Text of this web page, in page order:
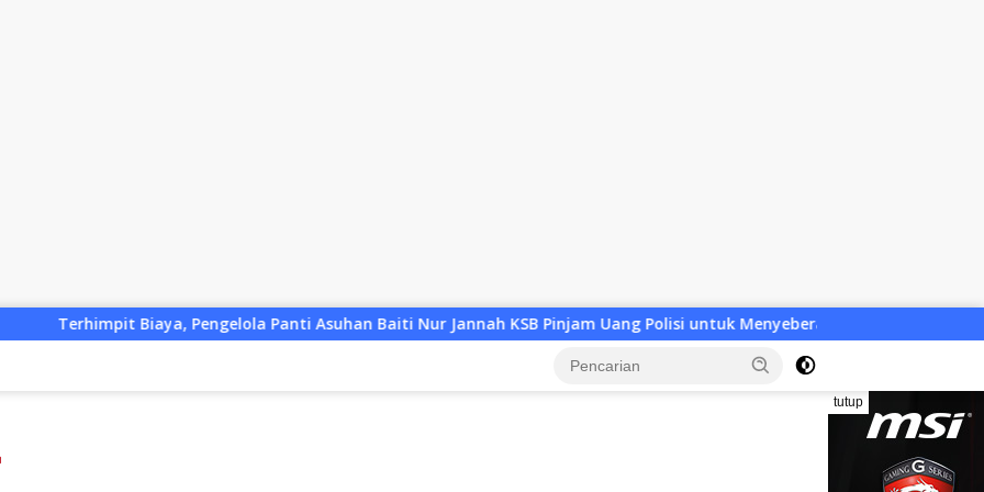
Panti Asuhan Baiti Nur Jannah KSB Pinjam Uang Polisi untuk Menyeberang, Asesmen Bantuan Tak Kunjung Tuntas
tutup